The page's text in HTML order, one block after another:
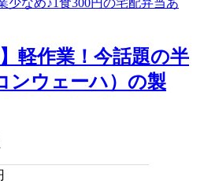
】軽作業！今話題の半
ンウェーハ）の製